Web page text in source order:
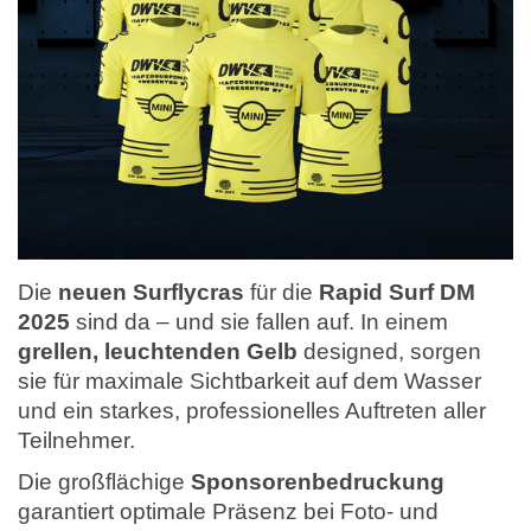
Die neuen Surflycras für die Rapid Surf DM
2025 sind da – und sie fallen auf. In einem
grellen, leuchtenden Gelb designed, sorgen
sie für maximale Sichtbarkeit auf dem Wasser
und ein starkes, professionelles Auftreten aller
Teilnehmer.
Die großflächige Sponsorenbedruckung
garantiert optimale Präsenz bei Foto- und